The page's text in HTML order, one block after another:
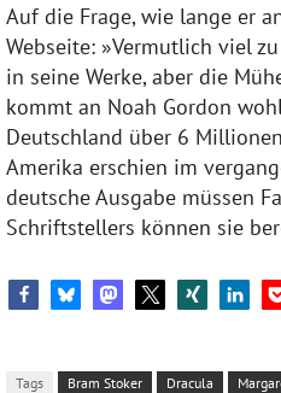
Auf die Frage, wie lange er
Webseite: »Vermutlich viel
in seine Werke, aber die
kommt an Noah Gordon
Deutschland über 6
Amerika erschien im
deutsche Ausgabe müssen
Schriftstellers können sie
Tags Bram Stoker Dracula